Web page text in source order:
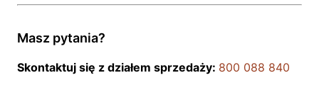
Masz pytania?
Skontaktuj się z działem sprzedaży: 800 088 840